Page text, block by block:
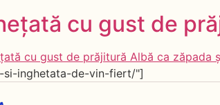
cu gust de
si-inghetata-de-vin-fiert/"]